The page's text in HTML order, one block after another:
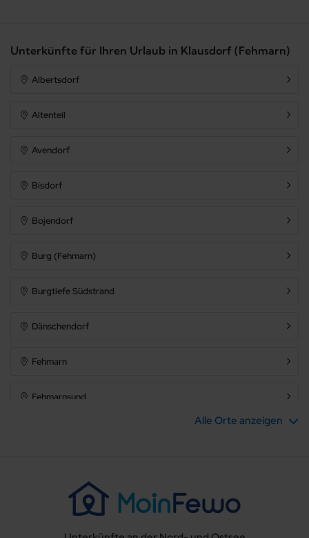
Unterkünfte für Ihren Urlaub in Klausdorf (Fehmarn)
Albertsdorf
Altenteil
Avendorf
Bisdorf
Bojendorf
Burg (Fehmarn)
Burgtiefe Südstrand
Dänschendorf
Fehmarn
Fehmarnsund
Hinrichsdorf
Alle Orte anzeigen